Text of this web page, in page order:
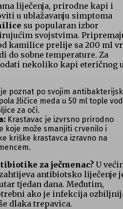
liječenja, prirodne kapi i
u ublažavanju simptoma
su⁤ popularan izbor
svojstvima.
kamilice prelije‌ sa ⁢200 ml
do ‍sobne temperature. Za
nekoliko kapi eteričnog
poznat‌ po svojim
​žličice meda u‌ 50 ml tople
za oči.
Krastavac je izvrsno prirodno
koje može‍ smanjiti crvenilo‍ i
kriške krastavca izravno na
za ječmenac? U
antibiotsko liječenje‌
tjedan dana. Međutim,
ako je infekcija
dlaka trepavica.